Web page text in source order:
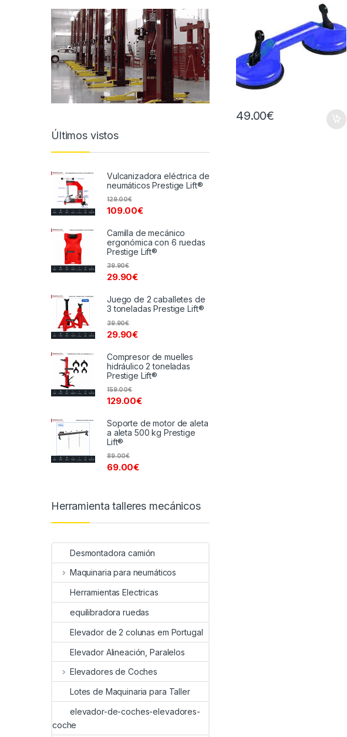
49.00€
Últimos vistos
Vulcanizadora eléctrica de
neumáticos Prestige Lift®
109.00€
129.00€
Camilla de mecánico
ergonómica con 6 ruedas
Prestige Lift®
29.90€
39.90€
Juego de 2 caballetes de
3 toneladas Prestige Lift®
29.90€
39.90€
Compresor de muelles
hidráulico 2 toneladas
Prestige Lift®
129.00€
159.00€
Soporte de motor de aleta
a aleta 500 kg Prestige
Lift®
69.00€
89.00€
Herramienta talleres mecánicos
Desmontadora camión
Maquinaria para neumáticos
Herramientas Electricas
equilibradora ruedas
Elevador de 2 colunas em Portugal
Elevador Alineación, Paralelos
Elevadores de Coches
Lotes de Maquinaria para Taller
elevador-de-coches-elevadores-
coche